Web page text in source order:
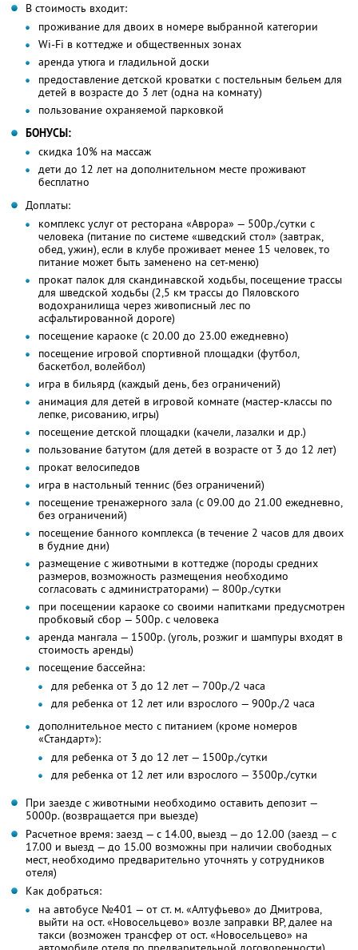
В стоимость входит:
проживание для двоих в номере выбранной категории
Wi-Fi в коттедже и общественных зонах
аренда утюга и гладильной доски
предоставление детской кроватки с постельным бельем для
детей в возрасте до 3 лет (одна на комнату)
пользование охраняемой парковкой
БОНУСЫ:
скидка 10% на массаж
дети до 12 лет на дополнительном месте проживают
бесплатно
Доплаты:
комплекс услуг от ресторана «Аврора» — 500р./сутки с
человека (питание по системе «шведский стол» (завтрак,
обед, ужин), если в клубе проживает менее 15 человек, то
питание может быть заменено на сет-меню)
прокат палок для скандинавской ходьбы, посещение трассы
для шведской ходьбы (2,5 км трассы до Пяловского
водохранилища через живописный лес по
асфальтированной дороге)
посещение караоке (с 20.00 до 23.00 ежедневно)
посещение игровой спортивной площадки (футбол,
баскетбол, волейбол)
игра в бильярд (каждый день, без ограничений)
анимация для детей в игровой комнате (мастер-классы по
лепке, рисованию, игры)
посещение детской площадки (качели, лазалки и др.)
пользование батутом (для детей в возрасте от 3 до 12 лет)
прокат велосипедов
игра в настольный теннис (без ограничений)
посещение тренажерного зала (с 09.00 до 21.00 ежедневно,
без ограничений)
посещение банного комплекса (в течение 2 часов для двоих
в будние дни)
размещение с животными в коттедже (породы средних
размеров, возможность размещения необходимо
согласовать с администраторами) — 800р./сутки
при посещении караоке со своими напитками предусмотрен
пробковый сбор — 500р. с человека
аренда мангала — 1500р. (уголь, розжиг и шампуры входят в
стоимость аренды)
посещение бассейна:
для ребенка от 3 до 12 лет — 700р./2 часа
для ребенка от 12 лет или взрослого — 900р./2 часа
дополнительное место с питанием (кроме номеров
«Стандарт»):
для ребенка от 3 до 12 лет — 1500р./сутки
для ребенка от 12 лет или взрослого — 3500р./сутки
При заезде с животными необходимо оставить депозит —
5000р. (возвращается при выезде)
Расчетное время: заезд — с 14.00, выезд — до 12.00 (заезд — с
17.00 и выезд — до 15.00 возможны при наличии свободных
мест, необходимо предварительно уточнять у сотрудников
отеля)
Как добраться:
на автобусе №401 — от ст. м. «Алтуфьево» до Дмитрова,
выйти на ост. «Новосельцево» возле заправки BP, далее на
такси (возможен трансфер от ост. «Новосельцево» на